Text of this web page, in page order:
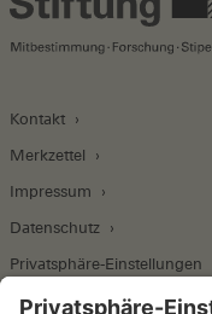
Kontakt
Merkzettel
Impressum
Datenschutz
Privatsphäre-Einstellungen